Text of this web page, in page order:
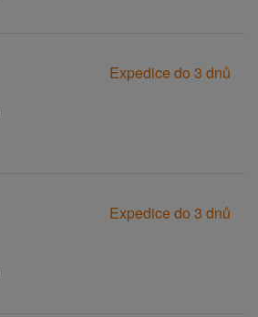
Expedice do 3 dnů
Expedice do 3 dnů